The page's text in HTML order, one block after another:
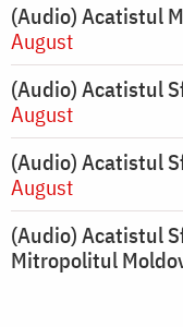
(Audio) Acatistul
August
(Audio) Acatistul
August
(Audio) Acatistul
August
(Audio) Acatistul
Mitropolitul